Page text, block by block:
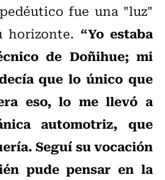
fue una "luz"
horizonte. “Yo estaba
de Doñihue; mi
que lo único que
eso, lo me llevó a
automotriz, que
Seguí su vocación
pude pensar en la